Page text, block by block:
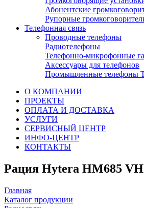
Абонентские
Рупорные
Телефонная связь
Проводные телефоны
Радиотелефоны
Телефонно-микрофонные
Аксессуары для телефонов
Промышленные
О КОМПАНИИ
ПРОЕКТЫ
ОПЛАТА И ДОСТАВКА
УСЛУГИ
СЕРВИСНЫЙ ЦЕНТР
ИНФО-ЦЕНТР
КОНТАКТЫ
Рация Hytera HM685
Главная
Каталог продукции